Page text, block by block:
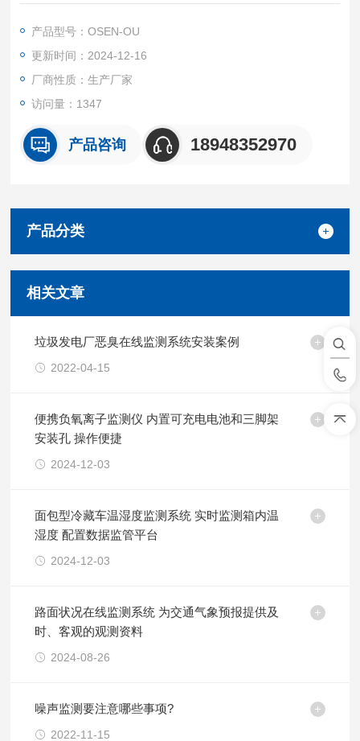
产品型号：OSEN-OU
更新时间：2024-12-16
厂商性质：生产厂家
访问量：1347
产品咨询 18948352970
产品分类
相关文章
垃圾发电厂恶臭在线监测系统安装案例
2022-04-15
便携负氧离子监测仪 内置可充电电池和三脚架
安装孔 操作便捷
2024-12-03
面包型冷藏车温湿度监测系统 实时监测箱内温
湿度 配置数据监管平台
2024-12-03
路面状况在线监测系统 为交通气象预报提供及
时、客观的观测资料
2024-08-26
噪声监测要注意哪些事项?
2022-11-15